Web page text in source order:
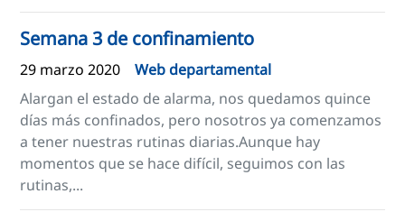
Semana 3 de confinamiento
29 marzo 2020
Web departamental
Alargan el estado de alarma, nos quedamos quince
días más confinados, pero nosotros ya comenzamos
a tener nuestras rutinas diarias.Aunque hay
momentos que se hace difícil, seguimos con las
rutinas,...